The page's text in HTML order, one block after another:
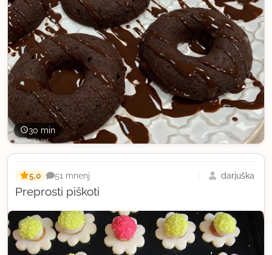
30 min
Preprosti piškoti
5,0 51 mnenj darjuška